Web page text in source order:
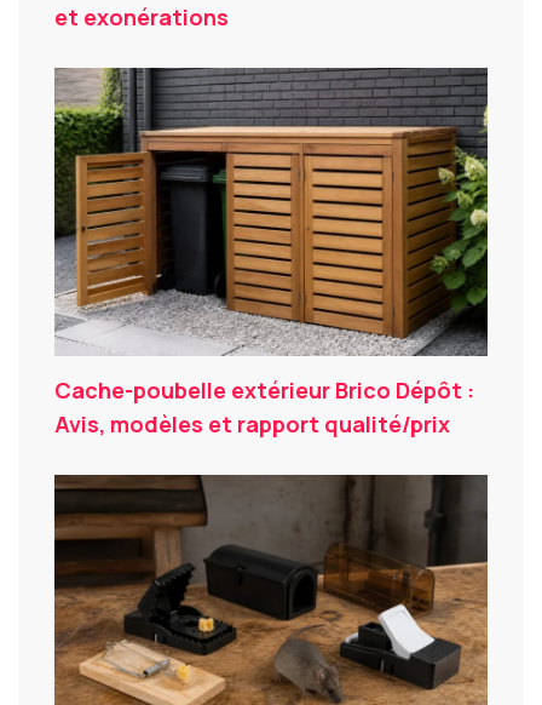
et exonérations
Cache-poubelle extérieur Brico Dépôt :
Avis, modèles et rapport qualité/prix